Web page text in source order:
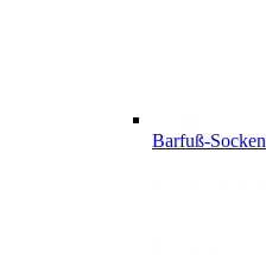
Barfuß-Socken